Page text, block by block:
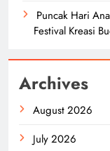
Puncak Hari
Festival Kreasi
Archives
August 2026
July 2026